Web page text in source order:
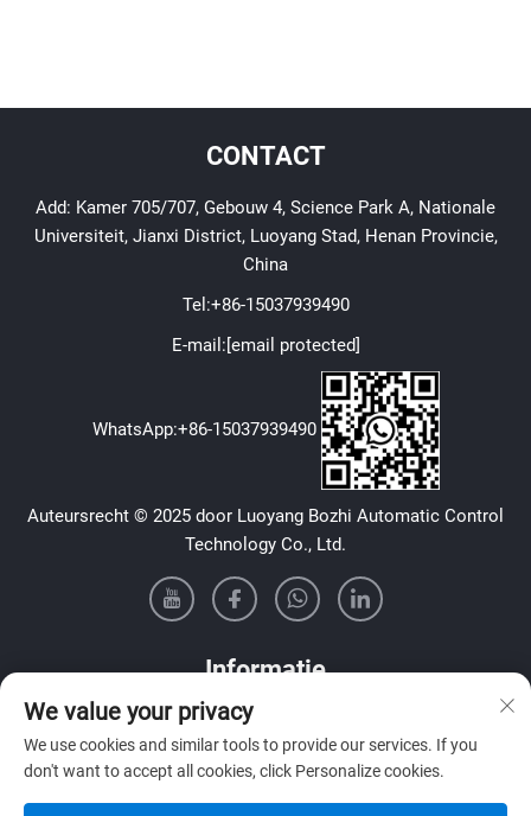
CONTACT
Add: Kamer 705/707, Gebouw 4, Science Park A, Nationale
Universiteit, Jianxi District, Luoyang Stad, Henan Provincie,
China
Tel:+86-15037939490
E-mail:[email protected]
WhatsApp:+86-15037939490
Auteursrecht © 2025 door Luoyang Bozhi Automatic Control
Technology Co., Ltd.
Informatie
Meld je aan om onze wekelijkse nieuwsbrief te ontvangen
We value your privacy
We use cookies and similar tools to provide our services. If you
don't want to accept all cookies, click Personalize cookies.